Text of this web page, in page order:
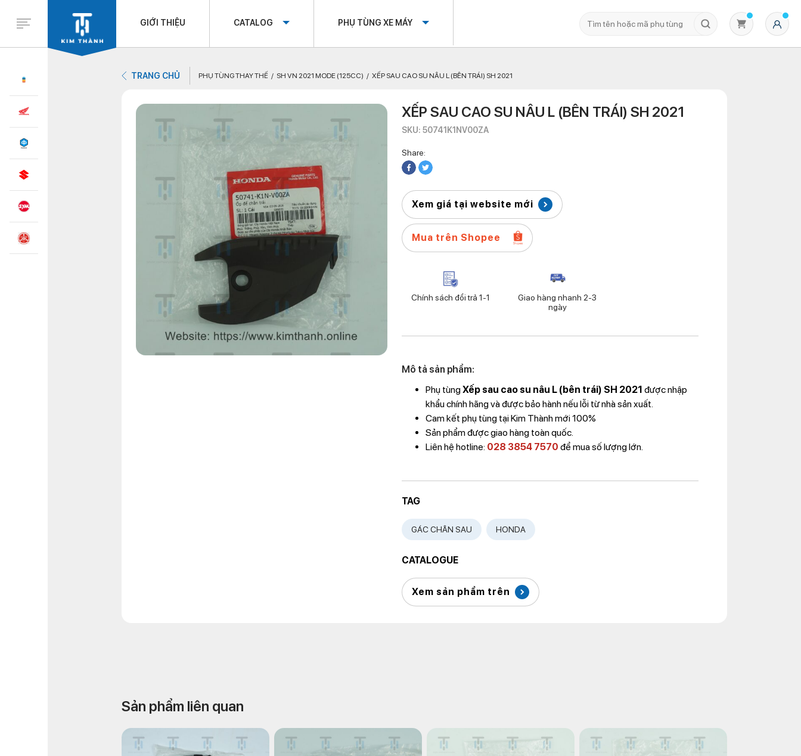
GIỚI THIỆU CATALOG PHỤ TÙNG XE MÁY
TRANG CHỦ PHỤ TÙNG THAY THẾ SH VN 2021 MODE (125CC) XẾP SAU CAO SU NÂU L (BÊN TRÁI) SH 2021
XẾP SAU CAO SU NÂU L (BÊN TRÁI) SH 2021
SKU: 50741K1NV00ZA
Share:
Xem giá tại website mới
Mua trên Shopee
Chính sách đổi trả 1-1
Giao hàng nhanh 2-3
ngày
Mô tả sản phẩm:
Phụ tùngXếp sau cao su nâu L (bên trái) SH 2021 được nhập
khẩu chính hãng và được bảo hành nếu lỗi từ nhà sản xuất.
Cam kết phụ tùng tại Kim Thành mới 100%
Sản phẩm được giao hàng toàn quốc.
Liên hệ hotline: 028 3854 7570 để mua số lượng lớn.
TAG
GÁC CHÂN SAU HONDA
CATALOGUE
Xem sản phẩm trên
Sản phẩm liên quan